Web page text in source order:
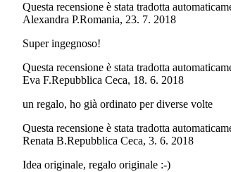
Questa recensione è stata tradotta
Alexandra P.Romania, 23. 7. 2018
Super ingegnoso!
Questa recensione è stata tradotta
Eva F.Repubblica Ceca, 18. 6. 2018
un regalo, ho già ordinato per diverse volte
Questa recensione è stata tradotta
Renata B.Repubblica Ceca, 3. 6. 2018
Idea originale, regalo originale :-)